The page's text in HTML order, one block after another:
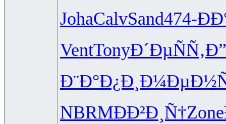
JohaCalvSand474-
VentTonyÐ´ÐµÑÑ‚
Ð¨Ð°Ð¿Ð¸
NBRMÐÐ²Ð¸Ñ†Zone